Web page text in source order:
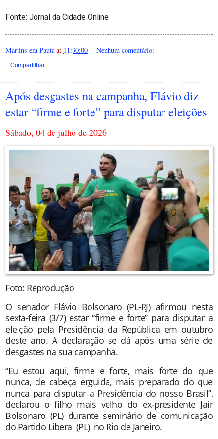
Fonte: Jornal da Cidade Online
Martins em Pauta at 11:30:00 Nenhum comentário:
Compartilhar
Após desgastes na campanha, Flávio diz
estar “firme e forte” para disputar eleições
Sábado, 04 de julho de 2026
Foto: Reprodução
O senador Flávio Bolsonaro (PL-RJ) afirmou nesta
sexta-feira (3/7) estar “firme e forte” para disputar a
eleição pela Presidência da República em outubro
deste ano. A declaração se dá após uma série de
desgastes na sua campanha.
“Eu estou aqui, firme e forte, mais forte do que
nunca, de cabeça erguida, mais preparado do que
nunca para disputar a Presidência do nosso Brasil”,
declarou o filho mais velho do ex-presidente Jair
Bolsonaro (PL) durante seminário de comunicação
do Partido Liberal (PL), no Rio de Janeiro.